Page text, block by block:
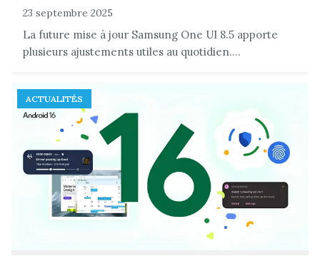
23 septembre 2025
La future mise à jour Samsung One UI 8.5 apporte
plusieurs ajustements utiles au quotidien....
ACTUALITÉS